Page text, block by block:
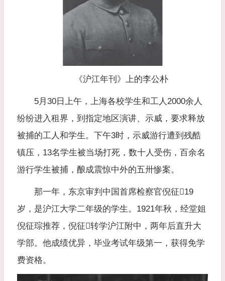
《沪江年刊》上的李公朴
5月30日上午，上海各校学生和工人2000余人
纷纷进入租界，到指定地区演讲、示威，要求释放
被捕的工人和学生。下午3时，示威游行遭到残酷
镇压，13名学生被当场打死，数十人受伤，百余名
游行学生被捕，酿成震惊中外的五卅惨案。
那一年，东京审判中国首席检察官倪征𣋉19
岁，是沪江大学二年级的学生。1921年秋，经堂姐
倪征琮推荐，倪征𣋉转学沪江附中，两年后直升大
学部。他成绩优异，毕业考试年级第一，获得免学
费资格。